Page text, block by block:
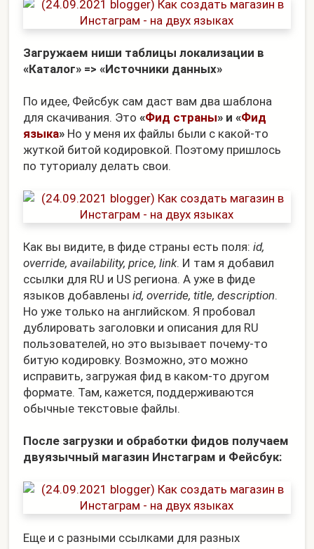
Загружаем ниши таблицы локализации в
«Каталог» => «Источники данных»
По идее, Фейсбук сам даст вам два шаблона
для скачивания. Это«Фид страны» и «Фид
языка» Но у меня их файлы были с какой-то
жуткой битой кодировкой. Поэтому пришлось
по туториалу делать свои.
Как вы видите, в фиде страны есть поля:id,
override, availability, price, link. И там я добавил
ссылки для RU и US региона. А уже в фиде
языков добавленыid, override, title, description.
Но уже только на английском. Я пробовал
дублировать заголовки и описания для RU
пользователей, но это вызывает почему-то
битую кодировку. Возможно, это можно
исправить, загружая фид в каком-то другом
формате. Там, кажется, поддерживаются
обычные текстовые файлы.
После загрузки и обработки фидов получаем
двуязычный магазин Инстаграм и Фейсбук:
Еще и с разными ссылками для разных